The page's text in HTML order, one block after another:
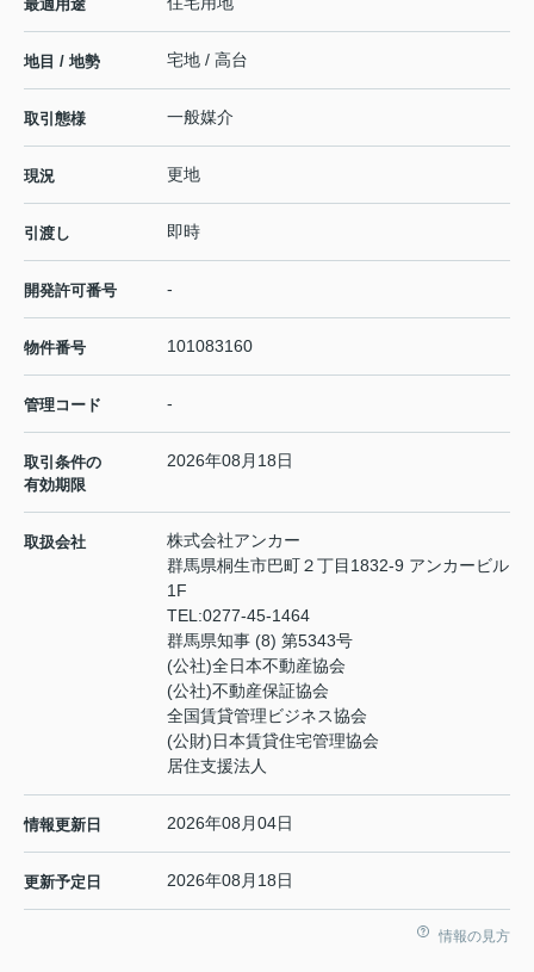
最適用途
地目 / 地勢 宅地 / 高台
取引態様 一般媒介
現況 更地
引渡し 即時
開発許可番号 -
物件番号 101083160
管理コード -
取引条件の
有効期限
2026年08月18日
取扱会社
株式会社アンカー
群馬県桐生市巴町２丁目1832-9 アンカービル
1F
TEL:0277-45-1464
群馬県知事 (8) 第5343号
(公社)全日本不動産協会
(公社)不動産保証協会
全国賃貸管理ビジネス協会
(公財)日本賃貸住宅管理協会
居住支援法人
情報更新日 2026年08月04日
更新予定日 2026年08月18日
情報の見方